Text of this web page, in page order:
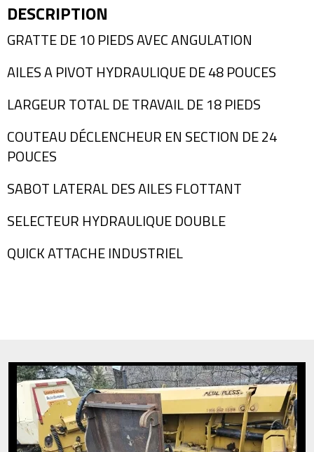
DESCRIPTION
GRATTE DE 10 PIEDS AVEC ANGULATION
AILES A PIVOT HYDRAULIQUE DE 48 POUCES
LARGEUR TOTAL DE TRAVAIL DE 18 PIEDS
COUTEAU DÉCLENCHEUR EN SECTION DE 24
POUCES
SABOT LATERAL DES AILES FLOTTANT
SELECTEUR HYDRAULIQUE DOUBLE
QUICK ATTACHE INDUSTRIEL